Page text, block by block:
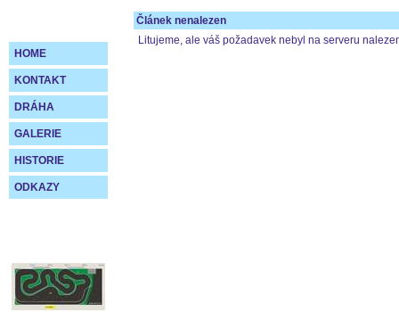
HOME
KONTAKT
DRÁHA
GALERIE
HISTORIE
ODKAZY
Článek nenalezen
Litujeme, ale váš požadavek nebyl na serveru